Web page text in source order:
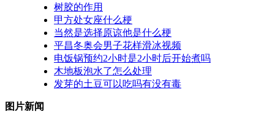
树胶的作用
甲方处女座什么梗
当然是选择原谅他是什么梗
平昌冬奥会男子花样滑冰视频
电饭锅预约2小时是2小时后开始煮吗
木地板泡水了怎么处理
发芽的土豆可以吃吗有没有毒
图片新闻